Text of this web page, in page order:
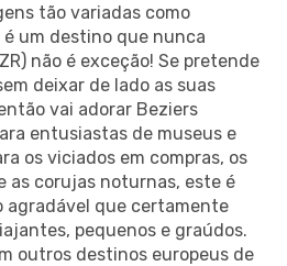
tão variadas como
é um destino que nunca
não é exceção! Se pretende
deixar de lado as suas
vai adorar Beziers
entusiastas de museus e
os viciados em compras, os
as corujas noturnas, este é
agradável que certamente
pequenos e graúdos.
outros destinos europeus de